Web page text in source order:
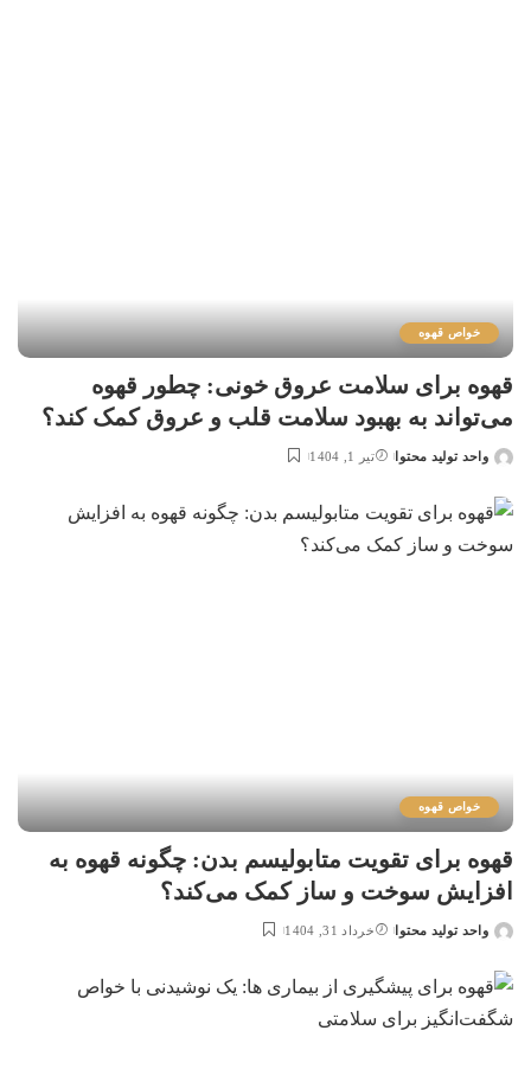
خواص قهوه
قهوه برای سلامت عروق خونی: چطور قهوه
می‌تواند به بهبود سلامت قلب و عروق کمک کند؟
واحد تولید محتوا تیر 1, 1404
خواص قهوه
قهوه برای تقویت متابولیسم بدن: چگونه قهوه به
افزایش سوخت و ساز کمک می‌کند؟
واحد تولید محتوا خرداد 31, 1404